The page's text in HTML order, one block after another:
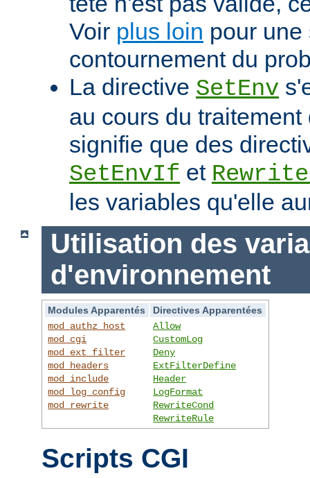
Voir plus loin pour
contournement du
La directive SetEnv
au cours du
signifie que des
SetEnvIf et
les variables qu'elle
Utilisation des
d'environnement
Modules Apparentés
Directives Apparentées
mod_authz_host
mod_cgi
mod_ext_filter
mod_headers
mod_include
mod_log_config
mod_rewrite
Allow
CustomLog
Deny
ExtFilterDefine
Header
LogFormat
RewriteCond
RewriteRule
Scripts CGI